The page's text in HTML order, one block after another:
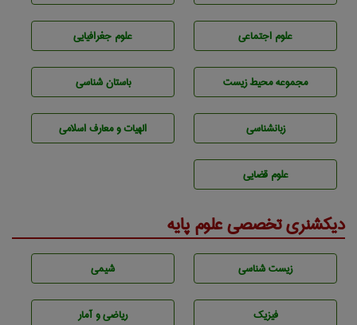
علوم اجتماعی علوم جغرافيايی
مجموعه محيط زيست باستان شناسی
زبانشناسی الهیات و معارف اسلامی
علوم قضایی
دیکشنری تخصصی علوم پایه
زيست شناسی شيمی
فیزیک ریاضی و آمار